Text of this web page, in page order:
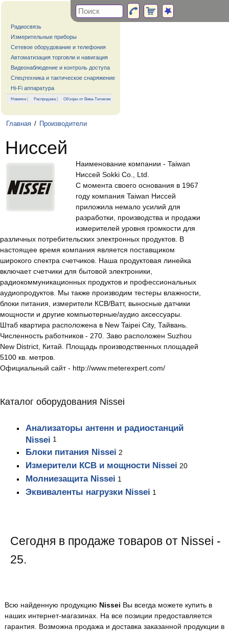
Радиосвязь
Измерительные приборы
Сетевое оборудование и телефония
Автоматизация торговли и навигация
Видеонаблюдение и контроль доступа
Спецтехника и тактическое снаряжение
Hi-Fi аппаратура
Новинки | Распродажа| Обзоры от Вива-Телеком
Главная / Производители
Ниссей
Наименование компании - Taiwan
Ниссей Sokki Co., Ltd.
С момента своего основания в 1967
году компания Taiwan Ниссей
приложила немало усилий для
разработки, производства и продажи
измерителей уровня громкости для
различных потребительских электронных продуктов. В
настоящее время компания является поставщиком
широкого спектра счетчиков. Наша продуктовая линейка
включает счетчики для бытовой электроники,
радиокоммуникационных продуктов и профессиональных
аудиопродуктов. Мы также производим тестеры влажности,
блоки питания, измерители КСВ/Ватт, выносные датчики
мощности и другие компьютерные/аудио аксессуары.
Штаб квартира расположена в New Taipei City, Тайвань.
Численность работников - 270. Заво расположен Suzhou
New District, Китай. Площадь производственных площадей
5100 кв. метров.
Официальный сайт - http://www.meterexpert.com/
Каталог оборудования Nissei
Анализаторы антенн и радиостанций
Nissei 1
Блоки питания Nissei 2
Измерители КСВ и мощности Nissei 20
Молниезащита Nissei 1
Эквиваленты нагрузки Nissei 1
Сегодня в продаже товаров от Nissei -
25.
Всю найденную продукцию Nissei Вы всегда можете купить в
наших интернет-магазинах. На все позиции предоставляется
гарантия. Возможна продажа и доставка заказанной продукции в